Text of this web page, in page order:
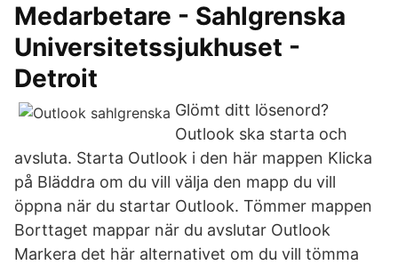
Medarbetare - Sahlgrenska
Universitetssjukhuset -
Detroit
Glömt ditt lösenord?
Outlook ska starta och
avsluta. Starta Outlook i den här mappen Klicka
på Bläddra om du vill välja den mapp du vill
öppna när du startar Outlook. Tömmer mappen
Borttaget mappar när du avslutar Outlook
Markera det här alternativet om du vill tömma